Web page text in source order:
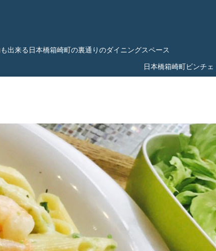
出来る日本橋箱崎町の裏通りのダイニングスペース
日本橋箱崎町ビンチェ